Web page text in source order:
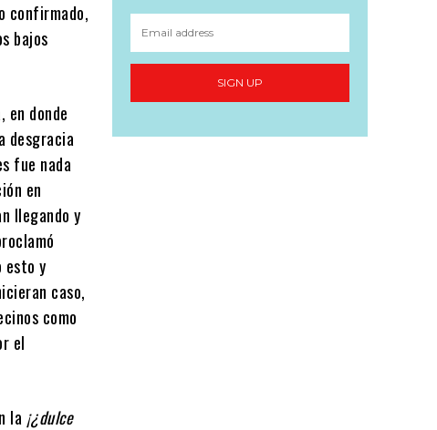
confirmado,
bajos
, en donde
desgracia
fue nada
en
llegando y
esto y
caso,
como
el
la ¡¿dulce
SIGN UP